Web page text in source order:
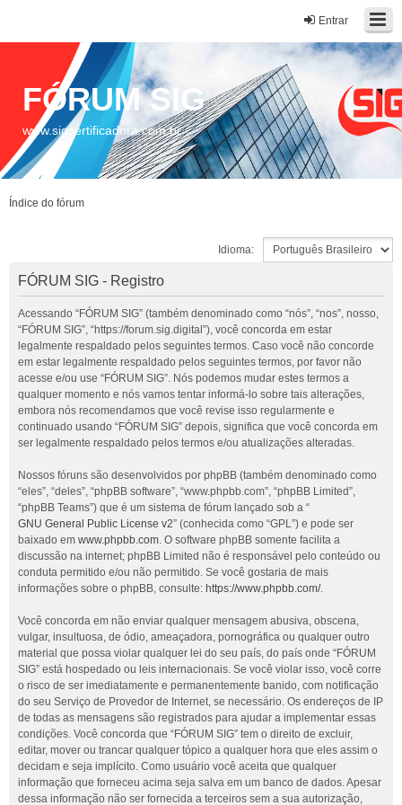
Entrar
FÓRUM SIG
www.sigcertificadora.com.br
Índice do fórum
Idioma:
FÓRUM SIG - Registro
Acessando “FÓRUM SIG” (também denominado como “nós”, “nos”, nosso,
“FÓRUM SIG”, “https://forum.sig.digital”), você concorda em estar
legalmente respaldado pelos seguintes termos. Caso você não concorde
em estar legalmente respaldado pelos seguintes termos, por favor não
acesse e/ou use “FÓRUM SIG”. Nós podemos mudar estes termos a
qualquer momento e nós vamos tentar informá-lo sobre tais alterações,
embora nós recomendamos que você revise isso regularmente e
continuado usando “FÓRUM SIG” depois, significa que você concorda em
ser legalmente respaldado pelos termos e/ou atualizações alteradas.
Nossos fóruns são desenvolvidos por phpBB (também denominado como
“eles”, “deles”, “phpBB software”, “www.phpbb.com”, “phpBB Limited”,
“phpBB Teams”) que é um sistema de fórum lançado sob a “
GNU General Public License v2” (conhecida como “GPL”) e pode ser
baixado em www.phpbb.com. O software phpBB somente facilita a
discussão na internet; phpBB Limited não é responsável pelo conteúdo ou
conduta permitido e/ou não permitido. Se você gostaria de mais
informações sobre o phpBB, consulte: https://www.phpbb.com/.
Você concorda em não enviar qualquer mensagem abusiva, obscena,
vulgar, insultuosa, de ódio, ameaçadora, pornográfica ou qualquer outro
material que possa violar qualquer lei do seu país, do país onde “FÓRUM
SIG” está hospedado ou leis internacionais. Se você violar isso, você corre
o risco de ser imediatamente e permanentemente banido, com notificação
do seu Serviço de Provedor de Internet, se necessário. Os endereços de IP
de todas as mensagens são registrados para ajudar a implementar essas
condições. Você concorda que “FÓRUM SIG” tem o direito de excluir,
editar, mover ou trancar qualquer tópico a qualquer hora que eles assim o
decidam e seja implícito. Como usuário você aceita que qualquer
informação que forneceu acima seja salva em um banco de dados. Apesar
dessa informação não ser fornecida a terceiros sem a sua autorização,